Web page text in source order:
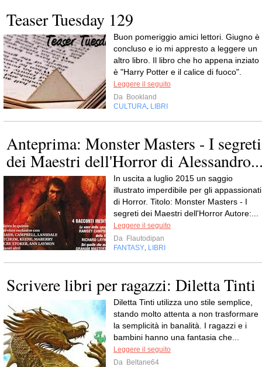
Teaser Tuesday 129
Buon pomeriggio amici lettori. Giugno è
concluso e io mi appresto a leggere un
altro libro. Il libro che ho appena inziato
è "Harry Potter e il calice di fuoco".
Leggere il seguito
Da Bookland
CULTURA LIBRI
Anteprima: Monster Masters - I segreti
dei Maestri dell'Horror di
In uscita a luglio 2015 un saggio
illustrato imperdibile per gli appassionati
di Horror. Titolo: Monster Masters - I
segreti dei Maestri dell'Horror Autore:...
Leggere il seguito
Da Flautodipan
FANTASY LIBRI
Scrivere libri per ragazzi: Diletta Tinti
Diletta Tinti utilizza uno stile semplice,
stando molto attenta a non trasformare
la semplicità in banalità. I ragazzi e i
bambini hanno una fantasia che...
Leggere il seguito
Da Beltane64